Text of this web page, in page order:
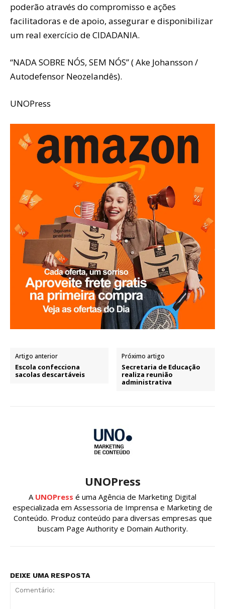
poderão através do compromisso e ações
facilitadoras e de apoio, assegurar e disponibilizar
um real exercício de CIDADANIA.
“NADA SOBRE NÓS, SEM NÓS” ( Ake Johansson /
Autodefensor Neozelandês).
UNOPress
Artigo anterior
Escola confecciona
sacolas descartáveis
Próximo artigo
Secretaria de Educação
realiza reunião
administrativa
UNOPress
A UNOPress é uma Agência de Marketing Digital
especializada em Assessoria de Imprensa e Marketing de
Conteúdo. Produz conteúdo para diversas empresas que
buscam Page Authority e Domain Authority.
DEIXE UMA RESPOSTA